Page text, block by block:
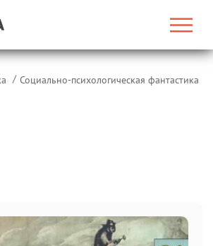
Социально-психологическая фантастика